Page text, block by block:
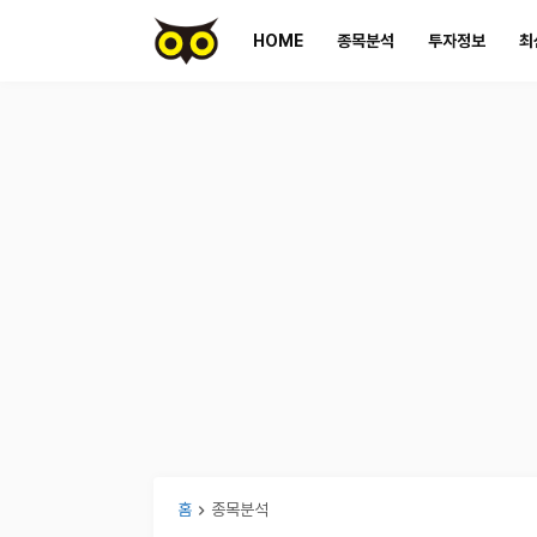
HOME 종목분석 투자정보 최
홈 종목분석